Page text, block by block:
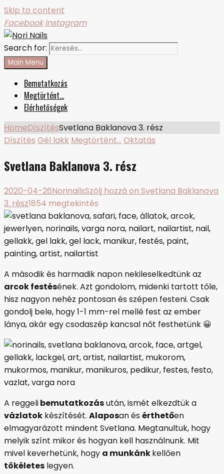
Skip to content
Facebook Instagram
Nori Nails
körmös blog
Search for:
Main Menu
Bemutatkozás
Megtörtént…
Elérhetőségek
HomeDíszítésSvetlana Baklanova 3. rész
Díszítés Gél lakk Megtörtént… Oktatás
Svetlana Baklanova 3. rész
2020-04-26NorinailsSzólj hozzá on Svetlana Baklanova
3. rész1854 megtekintés
A második és harmadik napon nekileselkedtünk az
arcok festésének. Azt gondolom, midenki tartott tőle,
hisz nagyon nehéz pontosan és szépen festeni. Csak
gondolj bele, hogy 1-1 mm-rel mellé fest az ember
lánya, akár egy csodaszép kancsal nőt festhetünk 😀
A reggelibemutatkozásután, ismét elkezdtük a
vázlatok készítését. Alaposan ésérthetően
elmagyarázott mindent Svetlana. Megtanultuk, hogy
melyik színt mikor és hogyan kell használnunk. Mit
mivel keverhetünk, hogy a munkánkkellően
tökéletes legyen.